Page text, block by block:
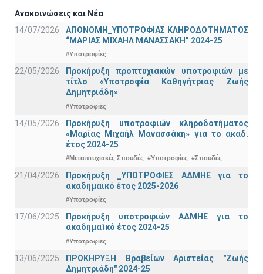
Ανακοινώσεις και Νέα
14/07/2026
ΑΠΟΝΟΜΗ_ΥΠΟΤΡΟΦΙΑΣ ΚΛΗΡΟΔΟΤΗΜΑΤΟΣ
“ΜΑΡΙΑΣ ΜΙΧΑΗΛ ΜΑΝΑΣΣΑΚΗ” 2024-25
#Υποτροφίες
22/05/2026
Προκήρυξη προπτυχιακών υποτροφιών με
τίτλο «Υποτροφία Καθηγήτριας Ζωής
Δημητριάδη»
#Υποτροφίες
14/05/2026
Προκήρυξη υποτροφιών κληροδοτήματος
«Μαρίας Μιχαήλ Μανασσάκη» για το ακαδ.
έτος 2024-25
#Μεταπτυχιακές Σπουδές #Υποτροφίες #Σπουδές
21/04/2026
Προκήρυξη _ΥΠΟΤΡΟΦΙΕΣ ΑΔΜΗΕ για το
ακαδημαικό έτος 2025-2026
#Υποτροφίες
17/06/2025
Προκήρυξη υποτροφιών ΑΔΜΗΕ για το
ακαδημαϊκό έτος 2024-25
#Υποτροφίες
13/06/2025
ΠΡΟΚΗΡΥΞΗ Βραβείων Αριστείας "Ζωής
Δημητριάδη" 2024-25